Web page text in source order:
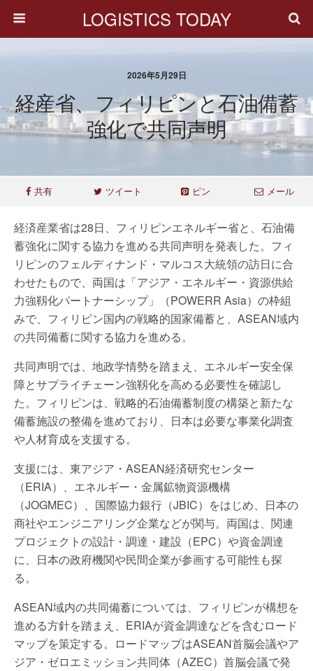
LOGISTICS TODAY
2026年5月29日
経産省、フィリピンと石油備蓄
強化で共同声明
共有 ツイート ピン メール
経済産業省は28日、フィリピンエネルギー省と、石油備
蓄強化に関する協力を進める共同声明を発表した。フィ
リピンのフェルディナンド・マルコス大統領の訪日に合
わせたもので、両国は「アジア・エネルギー・資源供給
力強靱化パートナーシップ」（POWERR Asia）の枠組
みで、フィリピン国内の戦略的国家備蓄と、ASEAN域内
の共同備蓄に関する協力を進める。
共同声明では、地政学情勢を踏まえ、エネルギー安全保
障とサプライチェーン強靱化を高める必要性を確認し
た。フィリピンは、戦略的石油備蓄制度の構築と新たな
備蓄施設の整備を進めており、日本は必要な事業化調査
や人材育成を支援する。
支援には、東アジア・ASEAN経済研究センター
（ERIA）、エネルギー・金属鉱物資源機構
（JOGMEC）、国際協力銀行（JBIC）をはじめ、日本の
商社やエンジニアリング企業などが関与。両国は、関連
プロジェクトの設計・調達・建設（EPC）や資金調達
に、日本の政府機関や民間企業が参画する可能性も探
る。
ASEAN域内の共同備蓄については、フィリピンが構想を
進める方針を踏まえ、ERIAが資金調達などを含むロード
マップを策定する。ロードマップはASEAN首脳会議やア
ジア・ゼロエミッション共同体（AZEC）首脳会議で発